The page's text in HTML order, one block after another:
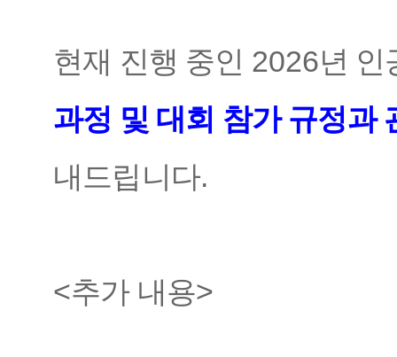
현재 진행 중인 2026년 인
과정 및 대회 참가 규정과
내드립니다.
<추가 내용>